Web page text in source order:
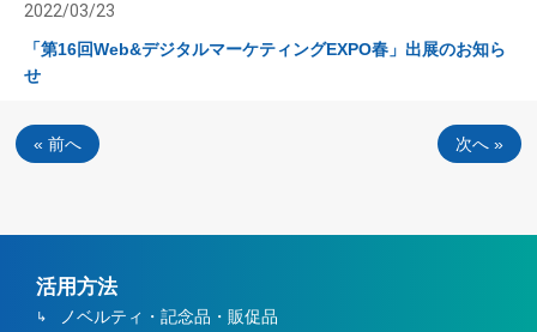
2022/03/23
「第16回Web&デジタルマーケティングEXPO春」出展のお知ら
せ
« 前へ 次へ »
活用方法
ノベルティ・記念品・販促品